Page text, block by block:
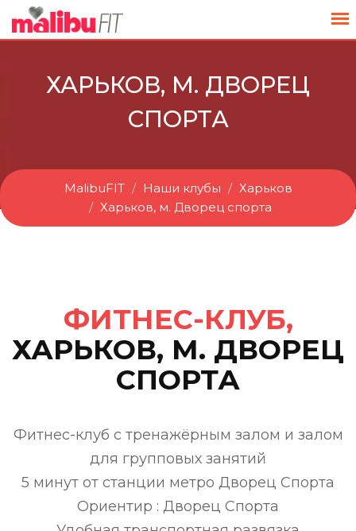
ХАРЬКОВ, М. ДВОРЕЦ
СПОРТА
MalibuFIT Наши клубы
Харьков
Харьков, м. Дворец спорта
ФИТНЕС-КЛУБ,
ХАРЬКОВ, М. ДВОРЕЦ
СПОРТА
Фитнес-клуб с тренажёрным залом и залом
для групповых занятий
5 минут от станции метро Дворец Спорта
Ориентир : Дворец Спорта